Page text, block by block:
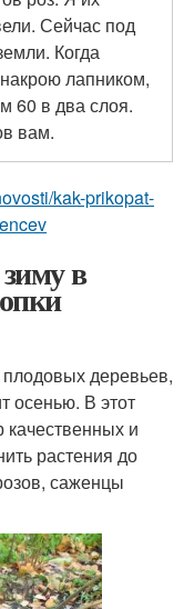
Сейчас под
Когда
лапником,
60 в два слоя.
вам.
kak-prikopat-
в
деревьев,
осенью. В этот
и
растения до
саженцы